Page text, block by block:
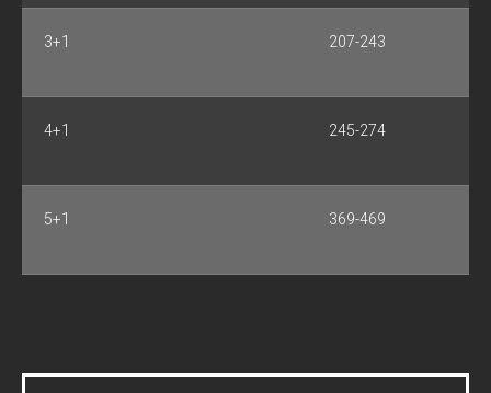
3+1 207-243
4+1 245-274
5+1 369-469